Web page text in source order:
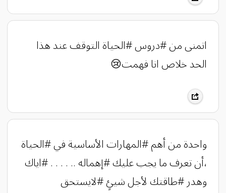
اتمنى من #دروس #الحياة التوقف عند هذا
الحد خلاص انا فهمت😢
واحدة من أهم #المهارات الأساسية في #الحياة
،أن تعرف ما يجب عليك #إهماله .. . . . . #اياك
وهدر #طاقتك لأجل شيئٍ #لايستحق